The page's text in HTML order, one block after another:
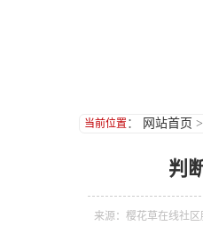
当前位置 ： 网站首页 >
判
来源： 樱花草在线社区